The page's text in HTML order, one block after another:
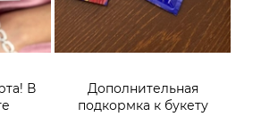
В
Дополнительная
подкормка к букету